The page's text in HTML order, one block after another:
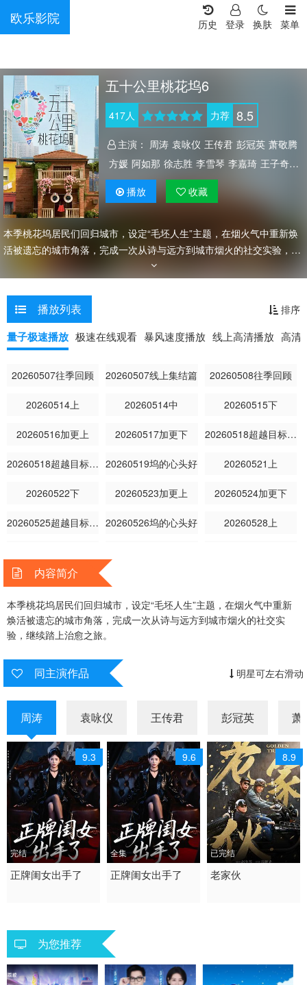
欧乐影院 菜单
换肤
登录
历史
五十公里桃花坞6
417人 力荐 8.5
主演： 周涛 袁咏仪 王传君 彭冠英 萧敬腾
方媛 阿如那 徐志胜 李雪琴 李嘉琦 王子奇
滕哲 徐若晗 欧阳娜娜 陈鑫海
播放 收藏
本季桃花坞居民们回归城市，设定“毛坯人生”主题，在烟火气中重新焕
活被遗忘的城市角落，完成一次从诗与远方到城市烟火的社交实验，继
播放列表 排序
量子极速播放 极速在线观看 暴风速度播放 线上高清播放 高清
20260507往季回顾 20260507线上集结篇 20260508往季回顾
20260514上 20260514中 20260515下
20260516加更上 20260517加更下 20260518超越目标坞民上
20260518超越目标坞民下 20260519坞的心头好 20260521上
20260522下 20260523加更上 20260524加更下
20260525超越目标坞民 20260526坞的心头好 20260528上
20260604上 20260604中 20260605下
20260606加更上
20260609坞的心头好 20260611上
20260612下
20260618上 20260619下 20260620加更上
20260621加更下 20260622超越目标坞民上 20260622超越目标坞民下
20260623坞的心头好 20260624坞里陪你看 20260625上
20260625中 20260626下 20260626特别加更
20260627加更上 20260628加更下
20260702上 20260703特别加更
20260704加更上 20260705加更下 20260706超越目标坞民上
内容简介
本季桃花坞居民们回归城市，设定“毛坯人生”主题，在烟火气中重新
焕活被遗忘的城市角落，完成一次从诗与远方到城市烟火的社交实
验，继续踏上治愈之旅。
同主演作品 明星可左右滑动
周涛 袁咏仪 王传君 彭冠英 萧
9.3
完结
2026 / 中国大陆 /
正牌闺女出手了
9.6
全集
2026 / 中国大陆 /
正牌闺女出手了
8.9
已完结
2024 / 中国大陆 / 汉语
老家伙
为您推荐